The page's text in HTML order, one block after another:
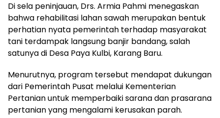
Di sela peninjauan, Drs. Armia Pahmi menegaskan
bahwa rehabilitasi lahan sawah merupakan bentuk
perhatian nyata pemerintah terhadap masyarakat
tani terdampak langsung banjir bandang, salah
satunya di Desa Paya Kulbi, Karang Baru.
Menurutnya, program tersebut mendapat dukungan
dari Pemerintah Pusat melalui Kementerian
Pertanian untuk memperbaiki sarana dan prasarana
pertanian yang mengalami kerusakan parah.